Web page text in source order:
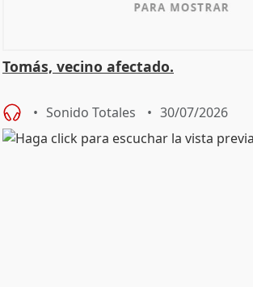
Tomás, vecino afectado.
Sonido Totales 30/07/2026